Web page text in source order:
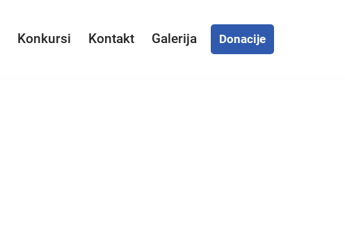
Konkursi Kontakt Galerija Donacije